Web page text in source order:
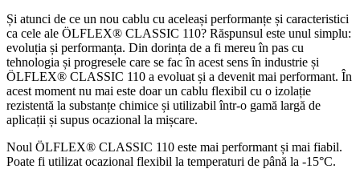
Și atunci de ce un nou cablu cu aceleași performanțe și caracteristici
ca cele ale ÖLFLEX® CLASSIC 110? Răspunsul este unul simplu:
evoluția și performanța. Din dorința de a fi mereu în pas cu
tehnologia și progresele care se fac în acest sens în industrie și
ÖLFLEX® CLASSIC 110 a evoluat și a devenit mai performant. În
acest moment nu mai este doar un cablu flexibil cu o izolație
rezistentă la substanțe chimice și utilizabil într-o gamă largă de
aplicații și supus ocazional la mișcare.
Noul ÖLFLEX® CLASSIC 110 este mai performant și mai fiabil.
Poate fi utilizat ocazional flexibil la temperaturi de până la -15°C.